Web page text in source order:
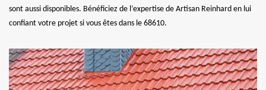
sont aussi disponibles. Bénéficiez de l’expertise de Artisan Reinhard en lui
confiant votre projet si vous êtes dans le 68610.